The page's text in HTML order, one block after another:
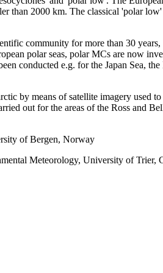
than 2000 km. The classical 'polar
community for more than 30
polar seas, polar MCs are now
conducted e.g. for the Japan Sea,
by means of satellite imagery
out for the areas of the Ross and
of Bergen, Norway
Meteorology, University of Trier,